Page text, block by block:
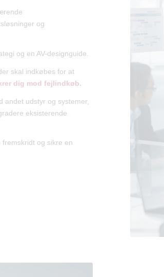
og
og en AV-designguide.
skal indkøbes for at
dig mod fejlindkøb.
andet udstyr og systemer,
eksisterende
og sikre en